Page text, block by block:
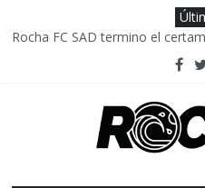
Rocha FC SAD termino el
Delegación parlamentaria
Caso Charles Carrera: la causa
Criminalidad en Uruguay: